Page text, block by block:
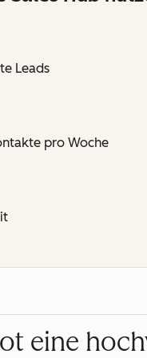
Leads
pro Woche
eine